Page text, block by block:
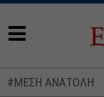
#ΜΕΣΗ ΑΝΑΤΟΛΗ